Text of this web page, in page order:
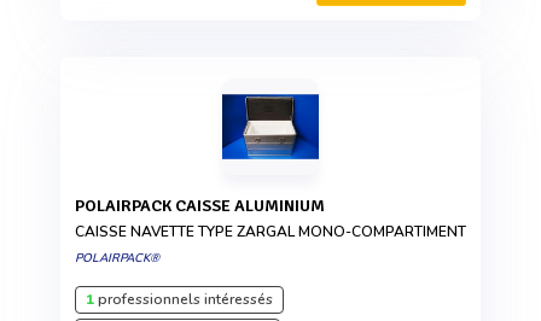
POLAIRPACK CAISSE ALUMINIUM
CAISSE NAVETTE TYPE ZARGAL MONO-COMPARTIMENT
POLAIRPACK®
1professionnels intéressés